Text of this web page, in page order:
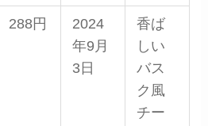
288円
2024
年9月
3日
香ば
しい
バス
ク風
チー